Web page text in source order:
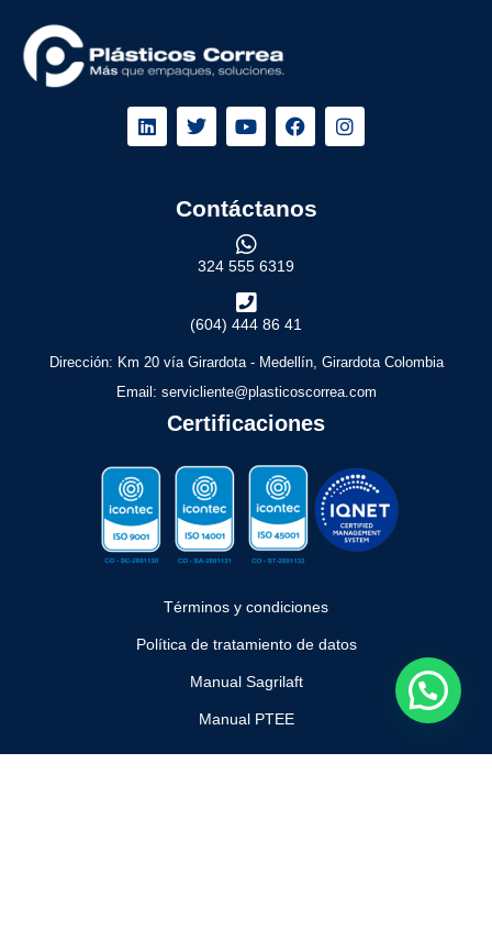
Contáctanos
324 555 6319
(604) 444 86 41
Dirección: Km 20 vía Girardota - Medellín, Girardota Colombia
Email: servicliente@plasticoscorrea.com
Certificaciones
Términos y condiciones
Política de tratamiento de datos
Manual Sagrilaft
Manual PTEE